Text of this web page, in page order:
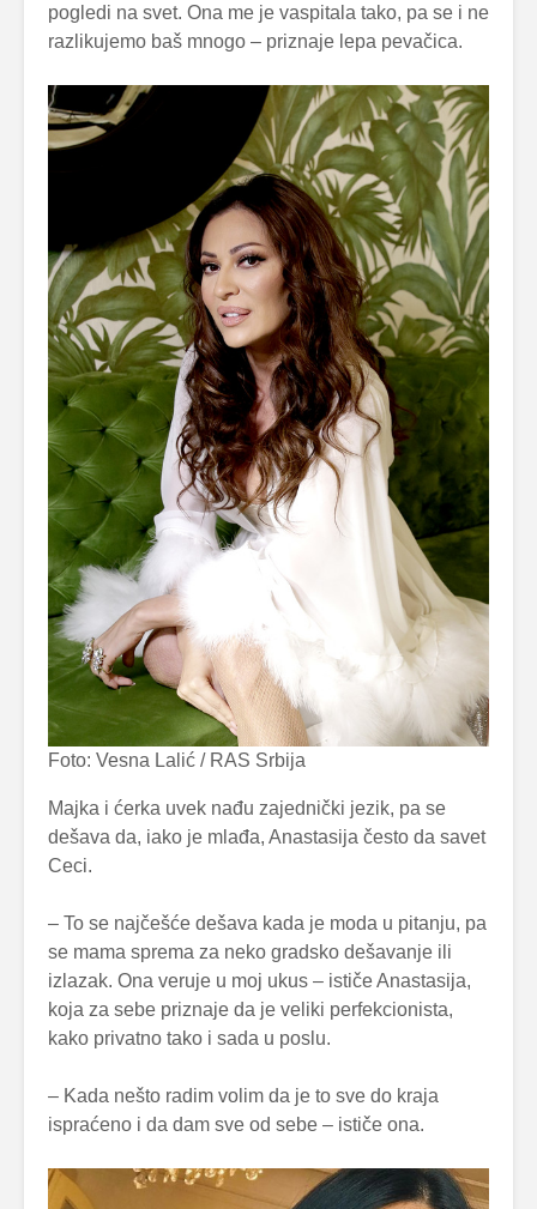
pogledi na svet. Ona me je vaspitala tako, pa se i ne
razlikujemo baš mnogo – priznaje lepa pevačica.
Foto: Vesna Lalić / RAS Srbija
Majka i ćerka uvek nađu zajednički jezik, pa se
dešava da, iako je mlađa, Anastasija često da savet
Ceci.
– To se najčešće dešava kada je moda u pitanju, pa
se mama sprema za neko gradsko dešavanje ili
izlazak. Ona veruje u moj ukus – ističe Anastasija,
koja za sebe priznaje da je veliki perfekcionista,
kako privatno tako i sada u poslu.
– Kada nešto radim volim da je to sve do kraja
ispraćeno i da dam sve od sebe – ističe ona.